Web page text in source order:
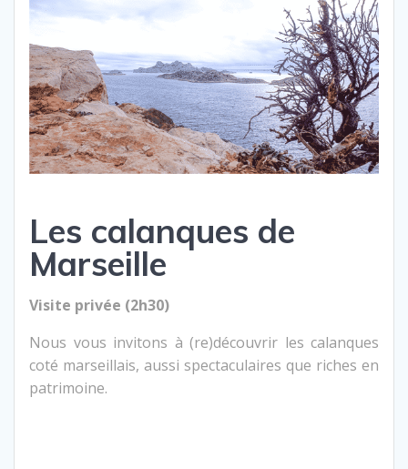
Les calanques de
Marseille
Visite privée (2h30)
Nous vous invitons à (re)découvrir les calanques
coté marseillais, aussi spectaculaires que riches en
patrimoine.